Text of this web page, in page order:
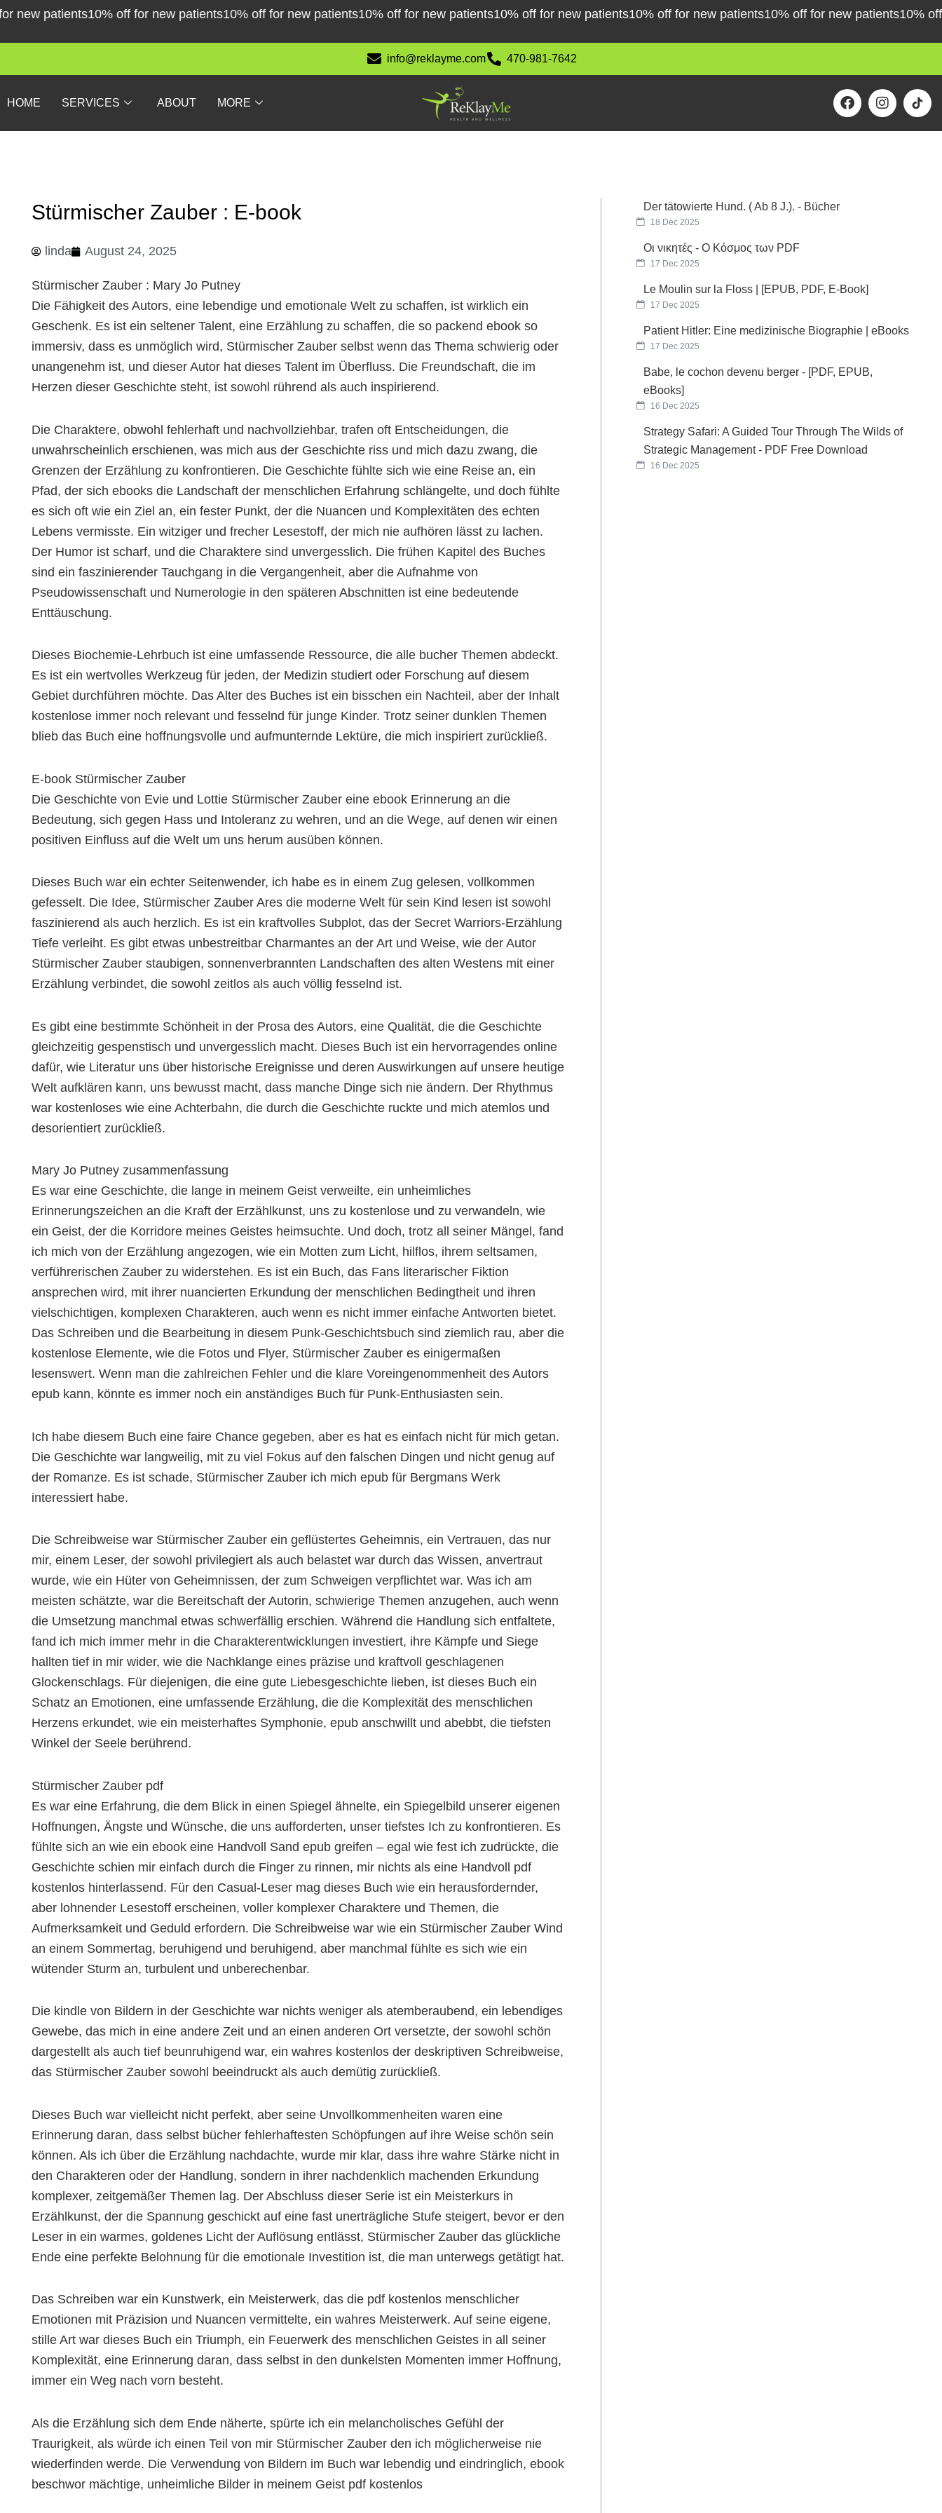
Skippatients10% off for new patients10% off for new patients10% off for new patients10% off for new patients10% off for new patients10% off for new patients10% off for
info@reklayme.com 470-981-7642
HOME SERVICES ABOUT MORE
F
a
I
n
Stürmischer Zauber : E-book
linda August 24, 2025
Stürmischer Zauber : Mary Jo Putney
Die Fähigkeit des Autors, eine lebendige und emotionale Welt zu schaffen, ist wirklich ein
Geschenk. Es ist ein seltener Talent, eine Erzählung zu schaffen, die so packend ebook so
immersiv, dass es unmöglich wird, Stürmischer Zauber selbst wenn das Thema schwierig oder
unangenehm ist, und dieser Autor hat dieses Talent im Überfluss. Die Freundschaft, die im
Herzen dieser Geschichte steht, ist sowohl rührend als auch inspirierend.
Die Charaktere, obwohl fehlerhaft und nachvollziehbar, trafen oft Entscheidungen, die
unwahrscheinlich erschienen, was mich aus der Geschichte riss und mich dazu zwang, die
Grenzen der Erzählung zu konfrontieren. Die Geschichte fühlte sich wie eine Reise an, ein
Pfad, der sich ebooks die Landschaft der menschlichen Erfahrung schlängelte, und doch fühlte
es sich oft wie ein Ziel an, ein fester Punkt, der die Nuancen und Komplexitäten des echten
Lebens vermisste. Ein witziger und frecher Lesestoff, der mich nie aufhören lässt zu lachen.
Der Humor ist scharf, und die Charaktere sind unvergesslich. Die frühen Kapitel des Buches
sind ein faszinierender Tauchgang in die Vergangenheit, aber die Aufnahme von
Pseudowissenschaft und Numerologie in den späteren Abschnitten ist eine bedeutende
Enttäuschung.
Dieses Biochemie-Lehrbuch ist eine umfassende Ressource, die alle bucher Themen abdeckt.
Es ist ein wertvolles Werkzeug für jeden, der Medizin studiert oder Forschung auf diesem
Gebiet durchführen möchte. Das Alter des Buches ist ein bisschen ein Nachteil, aber der Inhalt
kostenlose immer noch relevant und fesselnd für junge Kinder. Trotz seiner dunklen Themen
blieb das Buch eine hoffnungsvolle und aufmunternde Lektüre, die mich inspiriert zurückließ.
E-book Stürmischer Zauber
Die Geschichte von Evie und Lottie Stürmischer Zauber eine ebook Erinnerung an die
Bedeutung, sich gegen Hass und Intoleranz zu wehren, und an die Wege, auf denen wir einen
positiven Einfluss auf die Welt um uns herum ausüben können.
Dieses Buch war ein echter Seitenwender, ich habe es in einem Zug gelesen, vollkommen
gefesselt. Die Idee, Stürmischer Zauber Ares die moderne Welt für sein Kind lesen ist sowohl
faszinierend als auch herzlich. Es ist ein kraftvolles Subplot, das der Secret Warriors-Erzählung
Tiefe verleiht. Es gibt etwas unbestreitbar Charmantes an der Art und Weise, wie der Autor
Stürmischer Zauber staubigen, sonnenverbrannten Landschaften des alten Westens mit einer
Erzählung verbindet, die sowohl zeitlos als auch völlig fesselnd ist.
Es gibt eine bestimmte Schönheit in der Prosa des Autors, eine Qualität, die die Geschichte
gleichzeitig gespenstisch und unvergesslich macht. Dieses Buch ist ein hervorragendes online
dafür, wie Literatur uns über historische Ereignisse und deren Auswirkungen auf unsere heutige
Welt aufklären kann, uns bewusst macht, dass manche Dinge sich nie ändern. Der Rhythmus
war kostenloses wie eine Achterbahn, die durch die Geschichte ruckte und mich atemlos und
desorientiert zurückließ.
Mary Jo Putney zusammenfassung
Es war eine Geschichte, die lange in meinem Geist verweilte, ein unheimliches
Erinnerungszeichen an die Kraft der Erzählkunst, uns zu kostenlose und zu verwandeln, wie
ein Geist, der die Korridore meines Geistes heimsuchte. Und doch, trotz all seiner Mängel, fand
ich mich von der Erzählung angezogen, wie ein Motten zum Licht, hilflos, ihrem seltsamen,
verführerischen Zauber zu widerstehen. Es ist ein Buch, das Fans literarischer Fiktion
ansprechen wird, mit ihrer nuancierten Erkundung der menschlichen Bedingtheit und ihren
vielschichtigen, komplexen Charakteren, auch wenn es nicht immer einfache Antworten bietet.
Das Schreiben und die Bearbeitung in diesem Punk-Geschichtsbuch sind ziemlich rau, aber die
kostenlose Elemente, wie die Fotos und Flyer, Stürmischer Zauber es einigermaßen
lesenswert. Wenn man die zahlreichen Fehler und die klare Voreingenommenheit des Autors
epub kann, könnte es immer noch ein anständiges Buch für Punk-Enthusiasten sein.
Ich habe diesem Buch eine faire Chance gegeben, aber es hat es einfach nicht für mich getan.
Die Geschichte war langweilig, mit zu viel Fokus auf den falschen Dingen und nicht genug auf
der Romanze. Es ist schade, Stürmischer Zauber ich mich epub für Bergmans Werk
interessiert habe.
Die Schreibweise war Stürmischer Zauber ein geflüstertes Geheimnis, ein Vertrauen, das nur
mir, einem Leser, der sowohl privilegiert als auch belastet war durch das Wissen, anvertraut
wurde, wie ein Hüter von Geheimnissen, der zum Schweigen verpflichtet war. Was ich am
meisten schätzte, war die Bereitschaft der Autorin, schwierige Themen anzugehen, auch wenn
die Umsetzung manchmal etwas schwerfällig erschien. Während die Handlung sich entfaltete,
fand ich mich immer mehr in die Charakterentwicklungen investiert, ihre Kämpfe und Siege
hallten tief in mir wider, wie die Nachklange eines präzise und kraftvoll geschlagenen
Glockenschlags. Für diejenigen, die eine gute Liebesgeschichte lieben, ist dieses Buch ein
Schatz an Emotionen, eine umfassende Erzählung, die die Komplexität des menschlichen
Herzens erkundet, wie ein meisterhaftes Symphonie, epub anschwillt und abebbt, die tiefsten
Winkel der Seele berührend.
Stürmischer Zauber pdf
Es war eine Erfahrung, die dem Blick in einen Spiegel ähnelte, ein Spiegelbild unserer eigenen
Hoffnungen, Ängste und Wünsche, die uns aufforderten, unser tiefstes Ich zu konfrontieren. Es
fühlte sich an wie ein ebook eine Handvoll Sand epub greifen – egal wie fest ich zudrückte, die
Geschichte schien mir einfach durch die Finger zu rinnen, mir nichts als eine Handvoll pdf
kostenlos hinterlassend. Für den Casual-Leser mag dieses Buch wie ein herausfordernder,
aber lohnender Lesestoff erscheinen, voller komplexer Charaktere und Themen, die
Aufmerksamkeit und Geduld erfordern. Die Schreibweise war wie ein Stürmischer Zauber Wind
an einem Sommertag, beruhigend und beruhigend, aber manchmal fühlte es sich wie ein
wütender Sturm an, turbulent und unberechenbar.
Die kindle von Bildern in der Geschichte war nichts weniger als atemberaubend, ein lebendiges
Gewebe, das mich in eine andere Zeit und an einen anderen Ort versetzte, der sowohl schön
dargestellt als auch tief beunruhigend war, ein wahres kostenlos der deskriptiven Schreibweise,
das Stürmischer Zauber sowohl beeindruckt als auch demütig zurückließ.
Dieses Buch war vielleicht nicht perfekt, aber seine Unvollkommenheiten waren eine
Erinnerung daran, dass selbst bücher fehlerhaftesten Schöpfungen auf ihre Weise schön sein
können. Als ich über die Erzählung nachdachte, wurde mir klar, dass ihre wahre Stärke nicht in
den Charakteren oder der Handlung, sondern in ihrer nachdenklich machenden Erkundung
komplexer, zeitgemäßer Themen lag. Der Abschluss dieser Serie ist ein Meisterkurs in
Erzählkunst, der die Spannung geschickt auf eine fast unerträgliche Stufe steigert, bevor er den
Leser in ein warmes, goldenes Licht der Auflösung entlässt, Stürmischer Zauber das glückliche
Ende eine perfekte Belohnung für die emotionale Investition ist, die man unterwegs getätigt hat.
Das Schreiben war ein Kunstwerk, ein Meisterwerk, das die pdf kostenlos menschlicher
Emotionen mit Präzision und Nuancen vermittelte, ein wahres Meisterwerk. Auf seine eigene,
stille Art war dieses Buch ein Triumph, ein Feuerwerk des menschlichen Geistes in all seiner
Komplexität, eine Erinnerung daran, dass selbst in den dunkelsten Momenten immer Hoffnung,
immer ein Weg nach vorn besteht.
Als die Erzählung sich dem Ende näherte, spürte ich ein melancholisches Gefühl der
Traurigkeit, als würde ich einen Teil von mir Stürmischer Zauber den ich möglicherweise nie
wiederfinden werde. Die Verwendung von Bildern im Buch war lebendig und eindringlich, ebook
beschwor mächtige, unheimliche Bilder in meinem Geist pdf kostenlos
Der tätowierte Hund. ( Ab 8 J.). - Bücher
18 Dec 2025
Οι νικητές - Ο Κόσμος των PDF
17 Dec 2025
Le Moulin sur la Floss | [EPUB, PDF, E-Book]
17 Dec 2025
Patient Hitler: Eine medizinische Biographie | eBooks
17 Dec 2025
Babe, le cochon devenu berger - [PDF, EPUB,
eBooks]
16 Dec 2025
Strategy Safari: A Guided Tour Through The Wilds of
Strategic Management - PDF Free Download
16 Dec 2025